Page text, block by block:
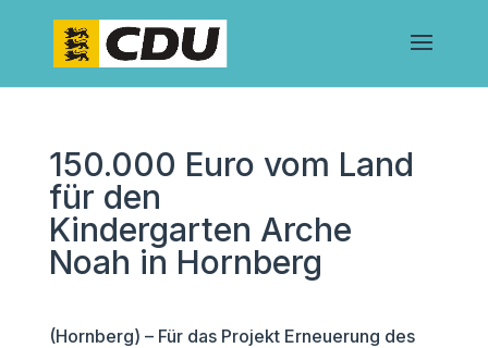
150.000 Euro vom Land
für den
Kindergarten Arche
Noah in Hornberg
(Hornberg) – Für das Projekt Erneuerung des